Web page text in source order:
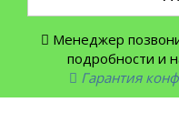
Менеджер
подробности и
Гарантия